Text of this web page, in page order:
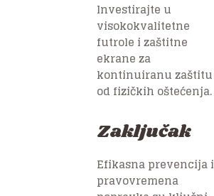
Investirajte u
visokokvalitetne
futrole i zaštitne
ekrane za
kontinuiranu zaštitu
od fizičkih oštećenja.
Zaključak
Efikasna prevencija i
pravovremena